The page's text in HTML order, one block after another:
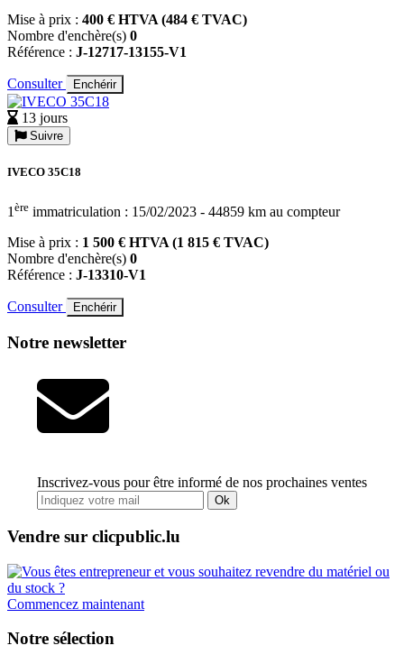
Mise à prix : 400 € HTVA (484 € TVAC)
Nombre d'enchère(s) 0
Référence : J-12717-13155-V1
Consulter Enchérir
13 jours
Suivre
IVECO 35C18
1 ère immatriculation : 15/02/2023 - 44859 km au compteur
Mise à prix : 1 500 € HTVA (1 815 € TVAC)
Nombre d'enchère(s) 0
Référence : J-13310-V1
Consulter Enchérir
Notre newsletter
Inscrivez-vous pour être informé de nos prochaines ventes
Ok
Vendre sur clicpublic.lu
Commencez maintenant
Notre sélection